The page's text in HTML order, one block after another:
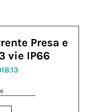
Presa e
vie IP66